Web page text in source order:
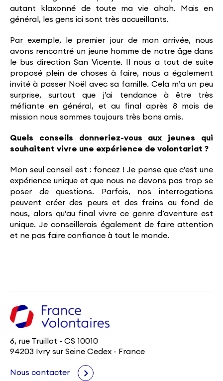
autant klaxonné de toute ma vie ahah. Mais en
général, les gens ici sont très accueillants.
Par exemple, le premier jour de mon arrivée, nous
avons rencontré un jeune homme de notre âge dans
le bus direction San Vicente. Il nous a tout de suite
proposé plein de choses à faire, nous a également
invité à passer Noël avec sa famille. Cela m’a un peu
surprise, surtout que j’ai tendance à être très
méfiante en général, et au final après 8 mois de
mission nous sommes toujours très bons amis.
Quels conseils donneriez-vous aux jeunes qui
souhaitent vivre une expérience de volontariat ?
Mon seul conseil est : foncez ! Je pense que c’est une
expérience unique et que nous ne devons pas trop se
poser de questions. Parfois, nos interrogations
peuvent créer des peurs et des freins au fond de
nous, alors qu’au final vivre ce genre d’aventure est
unique. Je conseillerais également de faire attention
et ne pas faire confiance à tout le monde.
6, rue Truillot - CS 10010
94203 Ivry sur Seine Cedex - France
Nous contacter